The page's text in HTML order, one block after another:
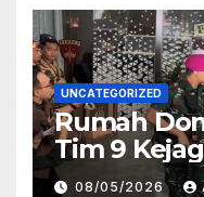
UNCATEGORIZED
Rumah
Tim 9
Balik
08/05/2026